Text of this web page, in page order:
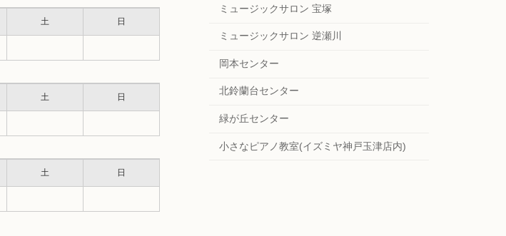
土 日
土 日
土 日
ミュージックサロン 宝塚
ミュージックサロン 逆瀬川
岡本センター
北鈴蘭台センター
緑が丘センター
小さなピアノ教室(イズミヤ神戸玉津店内)